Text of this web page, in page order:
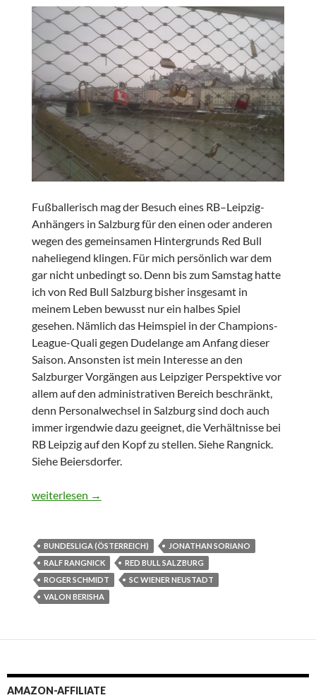
Fußballerisch mag der Besuch eines RB–Leipzig-
Anhängers in Salzburg für den einen oder anderen
wegen des gemeinsamen Hintergrunds Red Bull
naheliegend klingen. Für mich persönlich war dem
gar nicht unbedingt so. Denn bis zum Samstag hatte
ich von Red Bull Salzburg bisher insgesamt in
meinem Leben bewusst nur ein halbes Spiel
gesehen. Nämlich das Heimspiel in der Champions-
League-Quali gegen Dudelange am Anfang dieser
Saison. Ansonsten ist mein Interesse an den
Salzburger Vorgängen aus Leipziger Perspektive vor
allem auf den administrativen Bereich beschränkt,
denn Personalwechsel in Salzburg sind doch auch
immer irgendwie dazu geeignet, die Verhältnisse bei
RB Leipzig auf den Kopf zu stellen. Siehe Rangnick.
Siehe Beiersdorfer.
Bundesliga (Österreich): Red Bull Salzburg vs. SC Wiener
weiterlesen →
BUNDESLIGA (ÖSTERREICH)
JONATHAN SORIANO
RALF RANGNICK
RED BULL SALZBURG
ROGER SCHMIDT
SC WIENER NEUSTADT
VALON BERISHA
AMAZON-AFFILIATE